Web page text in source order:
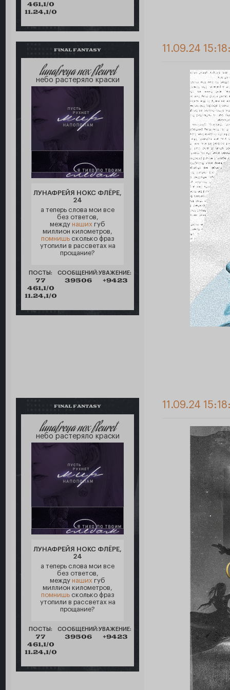
461,1/0
11.24,1/0
FINAL FANTASY
lunafreya nox fleuret
небо растеряло краски
ЛУНАФРЕЙЯ НОКС ФЛЁРЕ,
24
а теперь слова мои все
без ответов,
между наших губ
миллион километров,
помнишьсколько фраз
утопили в рассветах на
прощание?
ПОСТЫ:
77
461,1/0
11.24,1/0
СООБЩЕНИЙ:
39506
УВАЖЕНИЕ:
+9423
11.09.24
FINAL FANTASY
lunafreya nox fleuret
небо растеряло краски
ЛУНАФРЕЙЯ НОКС ФЛЁРЕ,
24
а теперь слова мои все
без ответов,
между наших губ
миллион километров,
помнишьсколько фраз
утопили в рассветах на
прощание?
ПОСТЫ:
77
461,1/0
11.24,1/0
СООБЩЕНИЙ:
39506
УВАЖЕНИЕ:
+9423
11.09.24